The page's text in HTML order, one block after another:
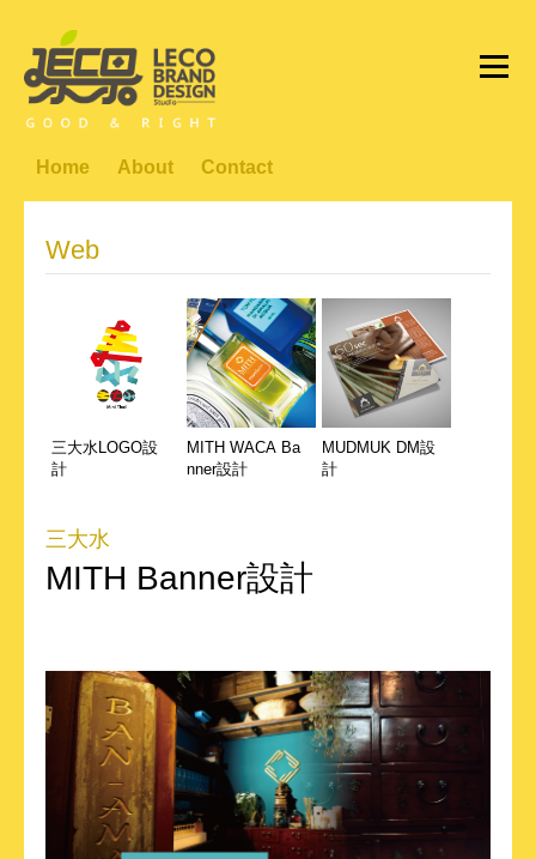
Home About Contact
Web
三大水LOGO設
計
MITH WACA Ba
nner設計
MUDMUK DM設
計
三大水
MITH Banner設計